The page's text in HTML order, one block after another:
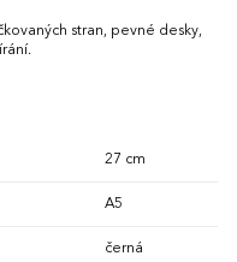
stran, pevné desky,
27 cm
A5
černá